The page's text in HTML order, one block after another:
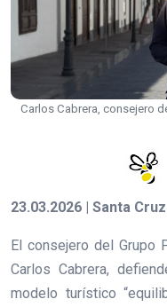
Carlos Cabrera, consejero
23.03.2026 | Santa
El consejero del Grupo
Carlos Cabrera,
modelo turístico